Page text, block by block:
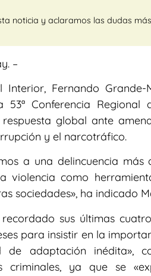
noticia y aclaramos las dudas
–
Interior, Fernando
53ª Conferencia
global ante
y el narcotráfico.
a una delincuencia
violencia como
sociedades», ha indicado
sus últimas
para insistir en la
de adaptación inédita»,
criminales, ya que se